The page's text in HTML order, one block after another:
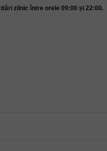
zilnic între orele 09:00 și 22:00.